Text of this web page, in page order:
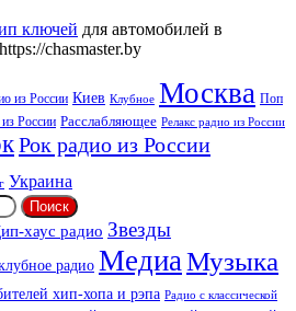
ключей для автомобилей в
chasmaster.by
из России Киев Клубное Москва Поп
России Расслабляющее Релакс радио из России
Рок радио из России
Украина
хаус радио Звезды
радио МедиаМузыка
хип-хопа и рэпа Радио с классической